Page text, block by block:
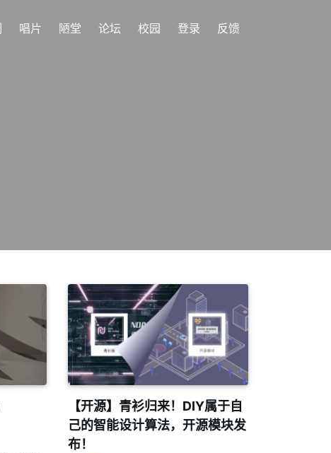
唱片 陋堂 论坛 校园 登录 反馈
【开源】青衫归来！DIY属于自
己的智能设计算法，开源模块发
布！